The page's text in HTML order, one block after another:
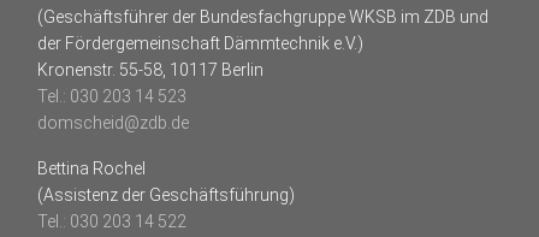
(Geschäftsführer der Bundesfachgruppe WKSB im ZDB und
der Fördergemeinschaft Dämmtechnik e.V.)
Kronenstr. 55-58, 10117 Berlin
Tel.: 030 203 14 523
domscheid@zdb.de
Bettina Rochel
(Assistenz der Geschäftsführung)
Tel.: 030 203 14 522